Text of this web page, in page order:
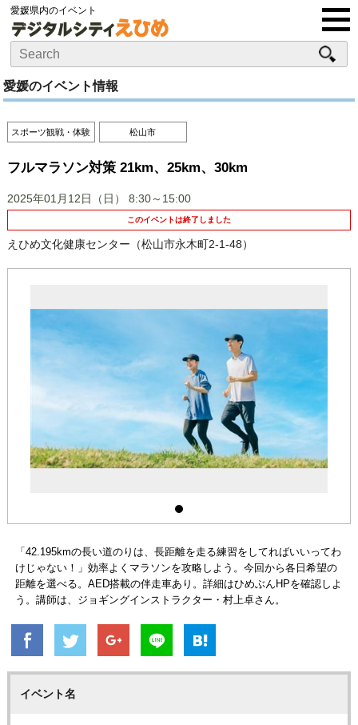
愛媛県内のイベント
愛媛のイベント情報
スポーツ観戦・体験 松山市
フルマラソン対策 21km、25km、30km
2025年01月12日（日） 8:30～15:00
このイベントは終了しました
えひめ文化健康センター（松山市永木町2-1-48）
「42.195kmの長い道のりは、長距離を走る練習をしてればいいってわ
けじゃない！」効率よくマラソンを攻略しよう。今回から各日希望の
距離を選べる。AED搭載の伴走車あり。詳細はひめぶんHPを確認しよ
う。講師は、ジョギングインストラクター・村上卓さん。
イベント名